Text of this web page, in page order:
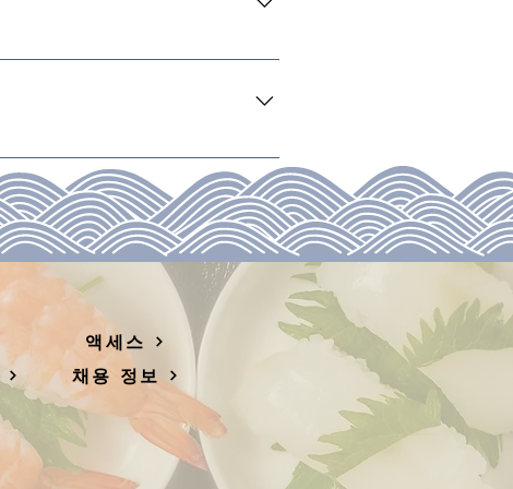
게 컷 하겠습니다. 부담없이 말씀
액세스
채용 정보